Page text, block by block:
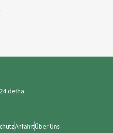
detha
AnfahrtÜber Uns